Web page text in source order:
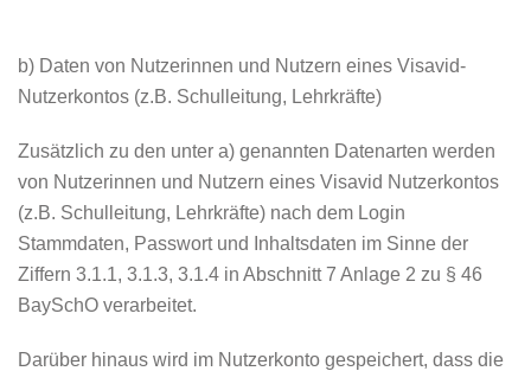
b) Daten von Nutzerinnen und Nutzern eines Visavid-
Nutzerkontos (z.B. Schulleitung, Lehrkräfte)
Zusätzlich zu den unter a) genannten Datenarten werden
von Nutzerinnen und Nutzern eines Visavid Nutzerkontos
(z.B. Schulleitung, Lehrkräfte) nach dem Login
Stammdaten, Passwort und Inhaltsdaten im Sinne der
Ziffern 3.1.1, 3.1.3, 3.1.4 in Abschnitt 7 Anlage 2 zu § 46
BaySchO verarbeitet.
Darüber hinaus wird im Nutzerkonto gespeichert, dass die